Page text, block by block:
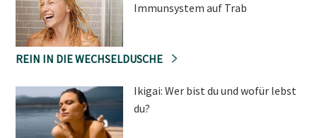
Immunsystem auf Trab
REIN IN DIE WECHSELDUSCHE
Ikigai: Wer bist du und wofür lebst
du?